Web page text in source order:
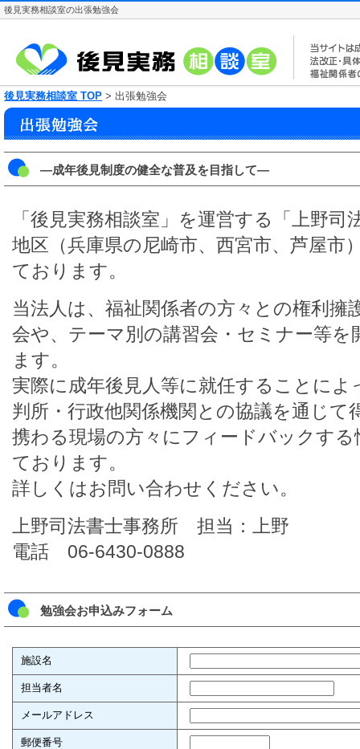
後見実務相談室の出張勉強会
後見実務相談室 TOP > 出張勉強会
―成年後見制度の健全な普及を目指して―
「後見実務相談室」を運営する「上野司
地区（兵庫県の尼崎市、西宮市、芦屋市
ております。
当法人は、福祉関係者の方々との権利擁
会や、テーマ別の講習会・セミナー等
ます。
実際に成年後見人等に就任することによ
判所・行政他関係機関との協議を通じて
携わる現場の方々にフィードバックす
ております。
詳しくはお問い合わせください。
上野司法書士事務所 担当：上野
電話 06-6430-0888
勉強会お申込みフォーム
施設名
担当者名
メールアドレス
郵便番号